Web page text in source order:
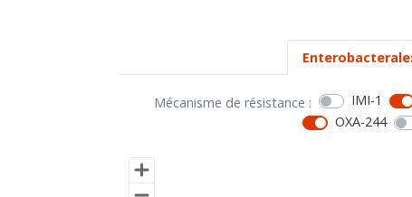
Mécanisme de résistance : IMI-1
OXA-244